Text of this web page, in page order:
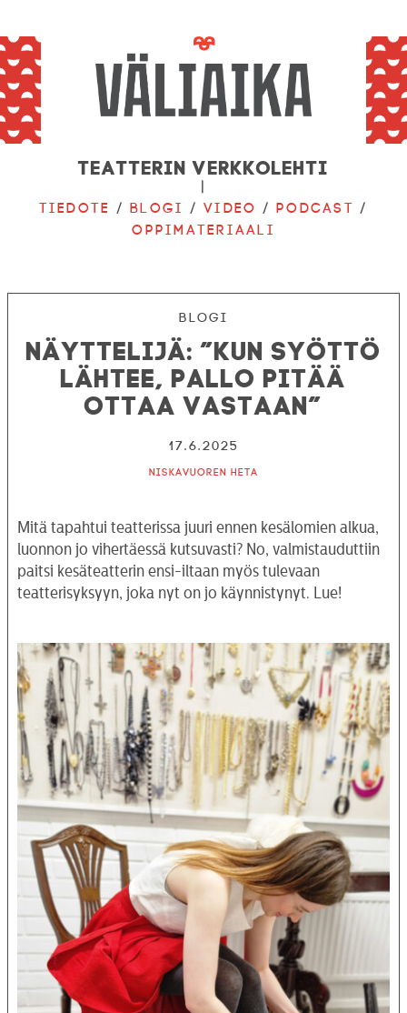
Teatterin verkkolehti
|
Tiedote /Blogi /Video /Podcast /
Oppimateriaali
Blogi
Näyttelijä: ”Kun syöttö
lähtee, pallo pitää
ottaa vastaan”
17.6.2025
Niskavuoren Heta
Mitä tapahtui teatterissa juuri ennen kesälomien alkua,
luonnon jo vihertäessä kutsuvasti? No, valmistauduttiin
paitsi kesäteatterin ensi-iltaan myös tulevaan
teatterisyksyyn, joka nyt on jo käynnistynyt. Lue!